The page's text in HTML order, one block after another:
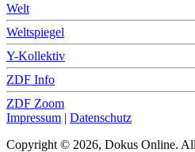
Welt
Weltspiegel
Y-Kollektiv
ZDF Info
ZDF Zoom
Impressum | Datenschutz
Copyright © 2026, Dokus Online.